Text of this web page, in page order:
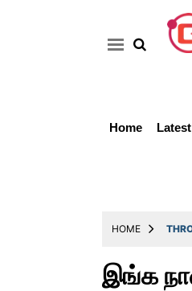
Home
HOME
இங்க